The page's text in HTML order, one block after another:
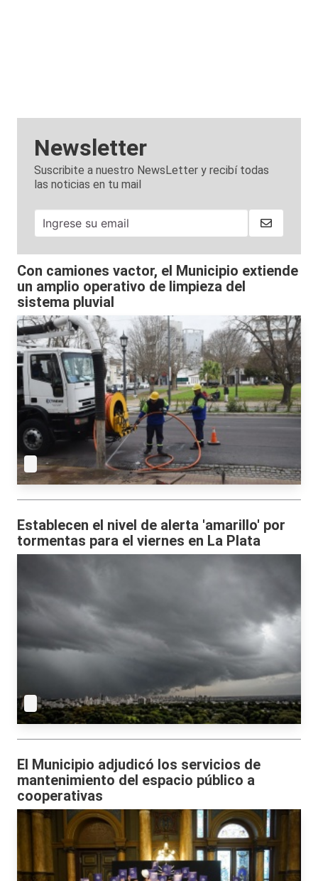
Newsletter
Suscribite a nuestro NewsLetter y recibí todas
las noticias en tu mail
Con camiones vactor, el Municipio extiende
un amplio operativo de limpieza del
sistema pluvial
Establecen el nivel de alerta 'amarillo' por
tormentas para el viernes en La Plata
El Municipio adjudicó los servicios de
mantenimiento del espacio público a
cooperativas